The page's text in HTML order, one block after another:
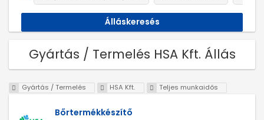
Gyártás / Termelés HSA Kft. Állás
Gyártás / Termelés HSA Kft. Teljes munkaidős
Bőrtermékkészítő